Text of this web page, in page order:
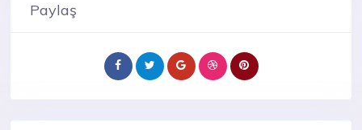
Paylaş